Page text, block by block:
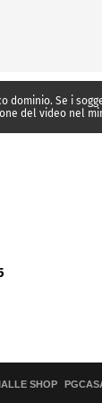
Se i
del video nel
SHOP